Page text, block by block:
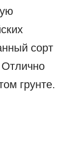
сорт
Отлично
грунте.